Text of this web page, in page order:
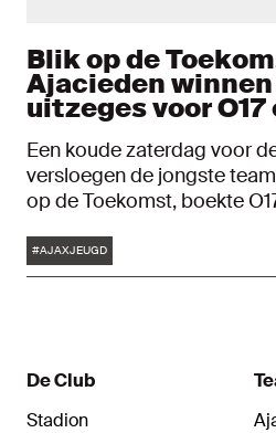
Blik op de
Ajacieden
uitzeges voor O17
Een koude zaterdag voor
versloegen de jongste
op de Toekomst, boekte
het de Ajacieden verging
Tags
#AJAXJEUGD
De Club
Stadion